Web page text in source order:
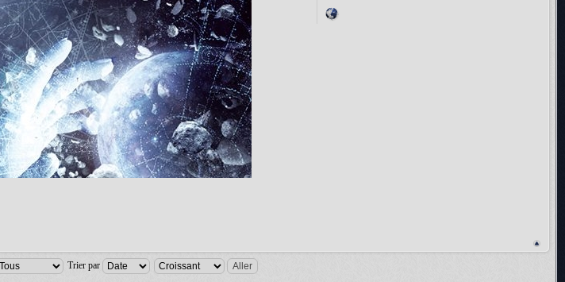
Trier par